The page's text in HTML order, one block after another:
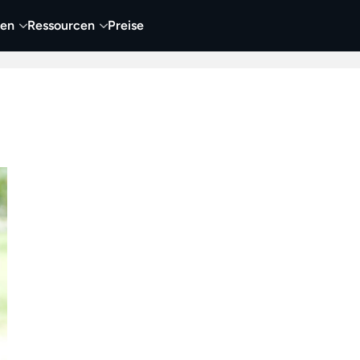
Ressourcen Preise
Video Visueller Content